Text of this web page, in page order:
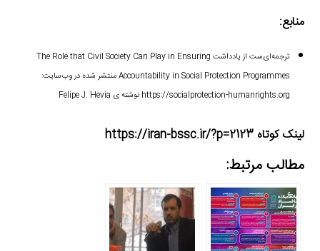
منابع:
ترجمه‌ای‌ست از یادداشت The Role that Civil Society Can Play in Ensuring
Accountability in Social Protection Programmes منتشر شده در وب‌سایت:
https://socialprotection-humanrights.org نوشته ی
Felipe J. Hevia
لینک کوتاه https://iran-bssc.ir/?p=2123
مطالب مرتبط: